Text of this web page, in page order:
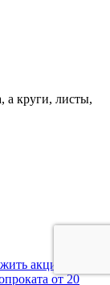
а круги, листы,
акцию
от 20